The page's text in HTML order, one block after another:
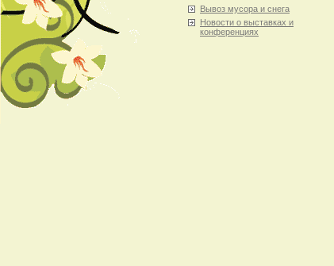
Вывоз мусора и снега
Новости о выставках и
конференциях